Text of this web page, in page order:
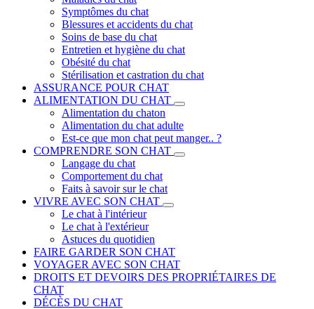
Symptômes du chat
Blessures et accidents du chat
Soins de base du chat
Entretien et hygiène du chat
Obésité du chat
Stérilisation et castration du chat
ASSURANCE POUR CHAT
ALIMENTATION DU CHAT
Alimentation du chaton
Alimentation du chat adulte
Est-ce que mon chat peut manger.. ?
COMPRENDRE SON CHAT
Langage du chat
Comportement du chat
Faits à savoir sur le chat
VIVRE AVEC SON CHAT
Le chat à l'intérieur
Le chat à l'extérieur
Astuces du quotidien
FAIRE GARDER SON CHAT
VOYAGER AVEC SON CHAT
DROITS ET DEVOIRS DES PROPRIÉTAIRES DE
CHAT
DÉCÈS DU CHAT